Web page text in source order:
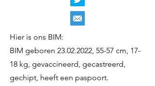
Hier is ons BIM:
BIM geboren 23.02.2022, 55-57 cm, 17-
18 kg, gevaccineerd, gecastreerd,
gechipt, heeft een paspoort.